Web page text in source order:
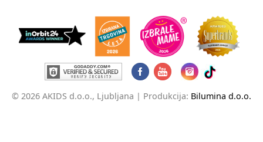
© 2026 AKIDS d.o.o., Ljubljana | Produkcija: Bilumina d.o.o.